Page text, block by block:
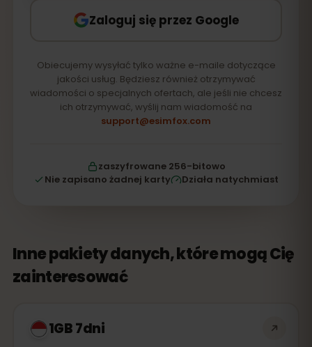
Zaloguj się przez Google
Obiecujemy wysyłać tylko ważne e-maile dotyczące
jakości usług. Będziesz również otrzymywać
wiadomości o specjalnych ofertach, ale jeśli nie chcesz
ich otrzymywać, wyślij nam wiadomość na
support@esimfox.com
zaszyfrowane 256-bitowo
Nie zapisano żadnej karty
Działa natychmiast
Inne pakiety danych, które mogą Cię
zainteresować
1GB 7dni